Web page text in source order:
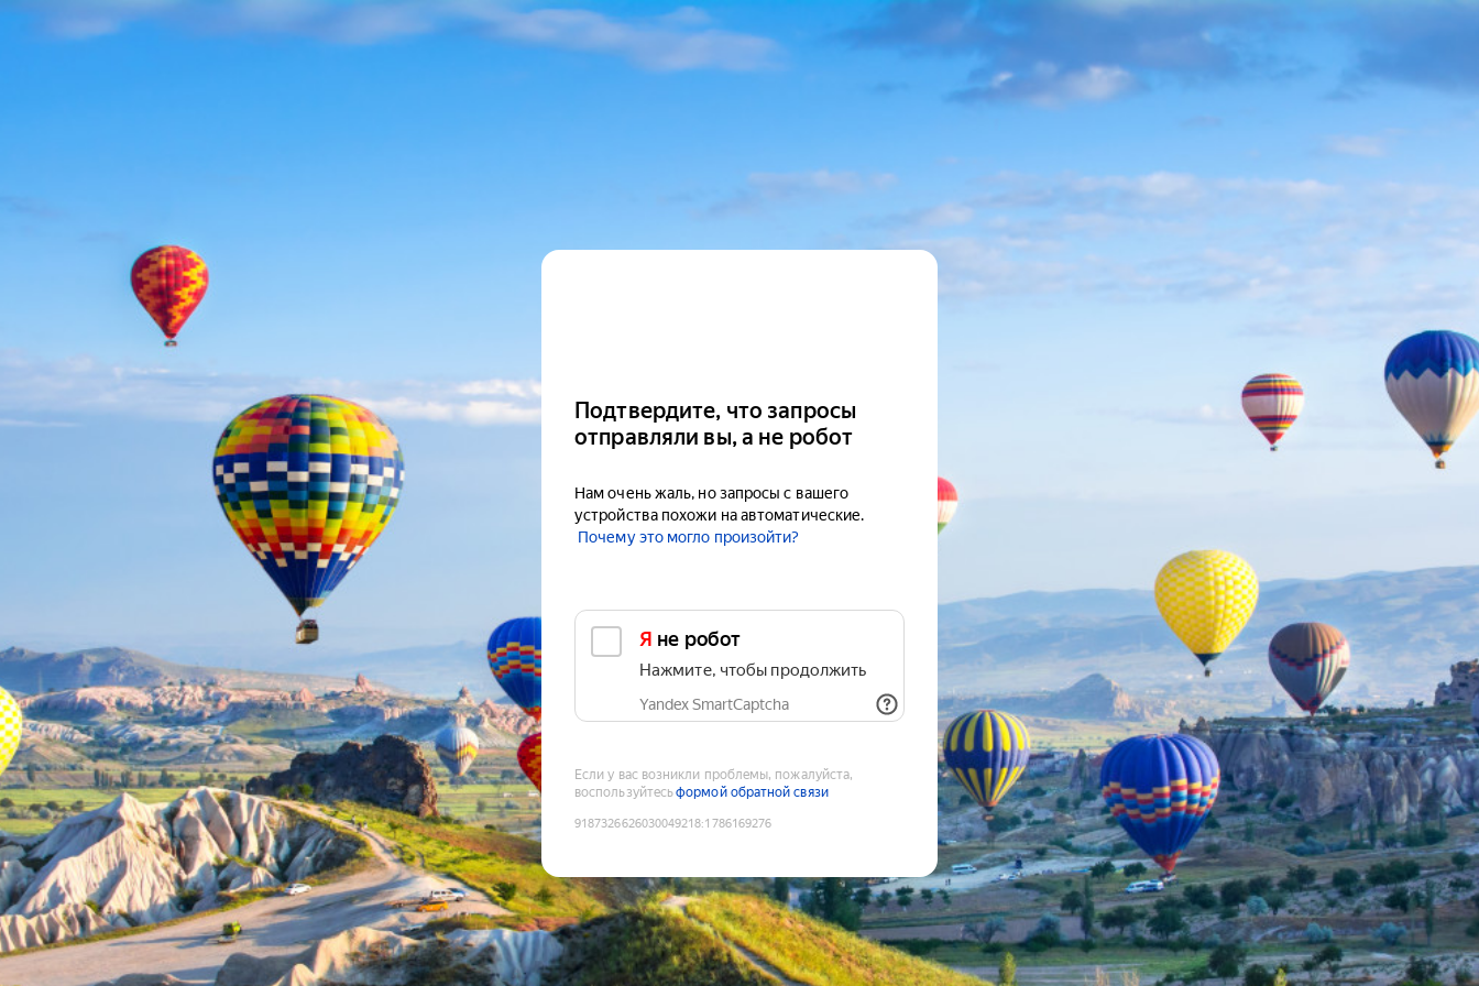
Подтвердите, что запросы
отправляли вы, а не робот
Нам очень жаль, но запросы с вашего
устройства похожи на автоматические.
Почему это могло произойти?
Я не робот
Нажмите, чтобы продолжить
Yandex SmartCaptcha
Если у вас возникли проблемы, пожалуйста,
воспользуйтесьформой обратной связи
9187326626030049218:1786169276